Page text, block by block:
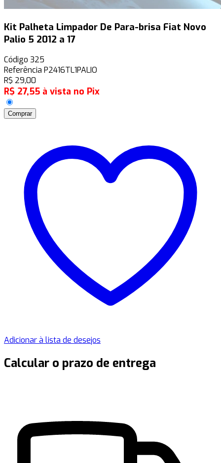
Kit Palheta Limpador De Para-brisa Fiat Novo
Palio 5 2012 a 17
Código 325
Referência P2416TL1PALIO
R$ 29,00
R$ 27,55 à vista no Pix
Comprar
Adicionar à lista de desejos
Calcular o prazo de entrega